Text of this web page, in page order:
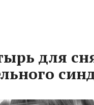
для